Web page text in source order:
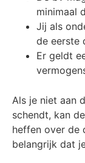
minimaal
Jij als
de eerste
Er geldt
Als je niet aan
schendt, kan
heffen over de
belangrijk dat